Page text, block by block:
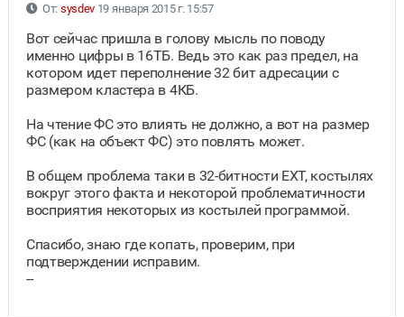
От: sysdev 19 января 2015 г. 15:57
Вот сейчас пришла в голову мысль по поводу
именно цифры в 16ТБ. Ведь это как раз предел, на
котором идет переполнение 32 бит адресации с
размером кластера в 4КБ.
На чтение ФС это влиять не должно, а вот на размер
ФС (как на объект ФС) это повлять может.
В общем проблема таки в 32-битности EXT, костылях
вокруг этого факта и некоторой проблематичности
восприятия некоторых из костылей программой.
Спасибо, знаю где копать, проверим, при
подтверждении исправим.
--